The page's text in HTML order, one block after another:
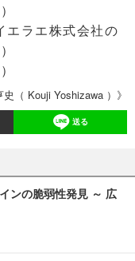
エラエ株式会社の
史（ Kouji Yoshizawa ）》
送る
ンの脆弱性発見 ～ 広